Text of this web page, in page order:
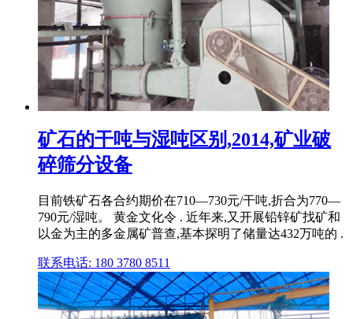
矿石的干吨与湿吨区别,2014,矿业破
碎筛分设备
目前铁矿石各合约期价在710—730元/干吨,折合为770—
790元/湿吨。 黄金文化令 . 近年来,又开展铅锌矿找矿和
以金为主的多金属矿普查,基本探明了储量达432万吨的 .
联系电话: 180 3780 8511